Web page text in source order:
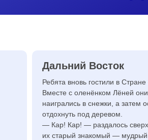
Дальний Восток
Ребята вновь гостили в Стране
Вместе с оленёнком Лёней они
наигрались в снежки, а затем
отдохнуть под деревом.
— Кар! Кар! — раздалось
их старый знакомый — мудрый